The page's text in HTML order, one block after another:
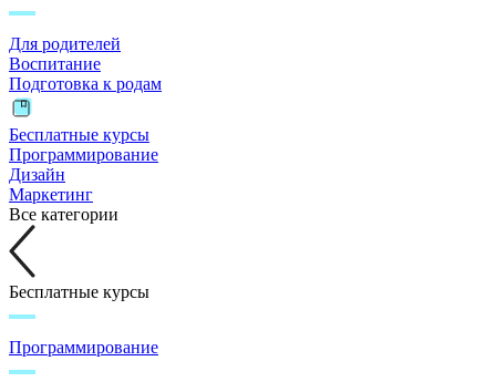
Для родителей
Воспитание
Подготовка к родам
Бесплатные курсы
Программирование
Дизайн
Маркетинг
Все категории
Бесплатные курсы
Программирование